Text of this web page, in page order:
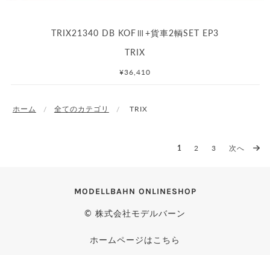
TRIX21340 DB KOFⅢ+貨車2輌SET EP3
TRIX
¥36,410
ホーム 全てのカテゴリ TRIX
1 2 3 次へ
MODELLBAHN ONLINESHOP
© 株式会社モデルバーン
ホームページはこちら